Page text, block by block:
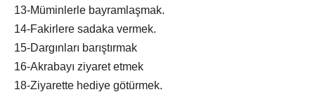
13-Müminlerle bayramlaşmak.
14-Fakirlere sadaka vermek.
15-Dargınları barıştırmak
16-Akrabayı ziyaret etmek
18-Ziyarette hediye götürmek.